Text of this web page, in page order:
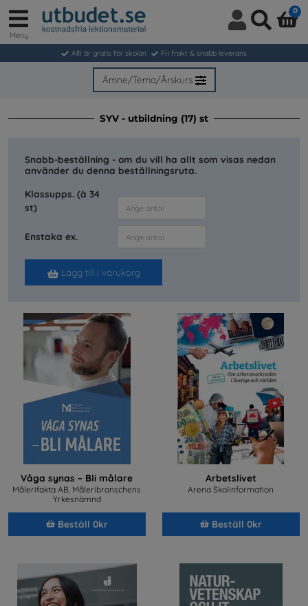
in
/
Meny
0
Allt är gratis för skolan Fri frakt & snabb leverans
Ämne/Tema/Årskurs
SYV - utbildning (17) st
Snabb-beställning - om du vill ha allt som visas nedan
använder du denna beställningsruta.
Klassupps. (à 34
st)
Enstaka ex.
Lägg till i varukorg
Våga synas – Bli målare
Målerifakta AB, Måleribranschens
Yrkesnämnd
Beställ 0kr
Arbetslivet
Arena Skolinformation
Beställ 0kr